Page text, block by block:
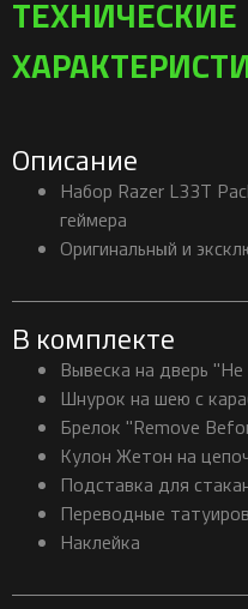
ТЕХНИЧЕСКИЕ
Описание
Набор Razer L33T
геймера
Оригинальный и
В комплекте
Вывеска на дверь
Шнурок на шею с
Брелок "Remove
Кулон Жетон на
Подставка для
Переводные
Наклейка